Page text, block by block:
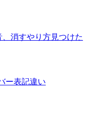
消すやり方見つけた
ー表記違い